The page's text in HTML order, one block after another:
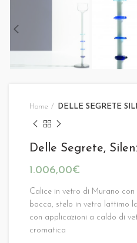
Home DELLE SEGRETE
Delle Segrete,
€
Calice in vetro di Murano
bocca, stelo in vetro lattimo
con applicazioni a caldo di
cromatica